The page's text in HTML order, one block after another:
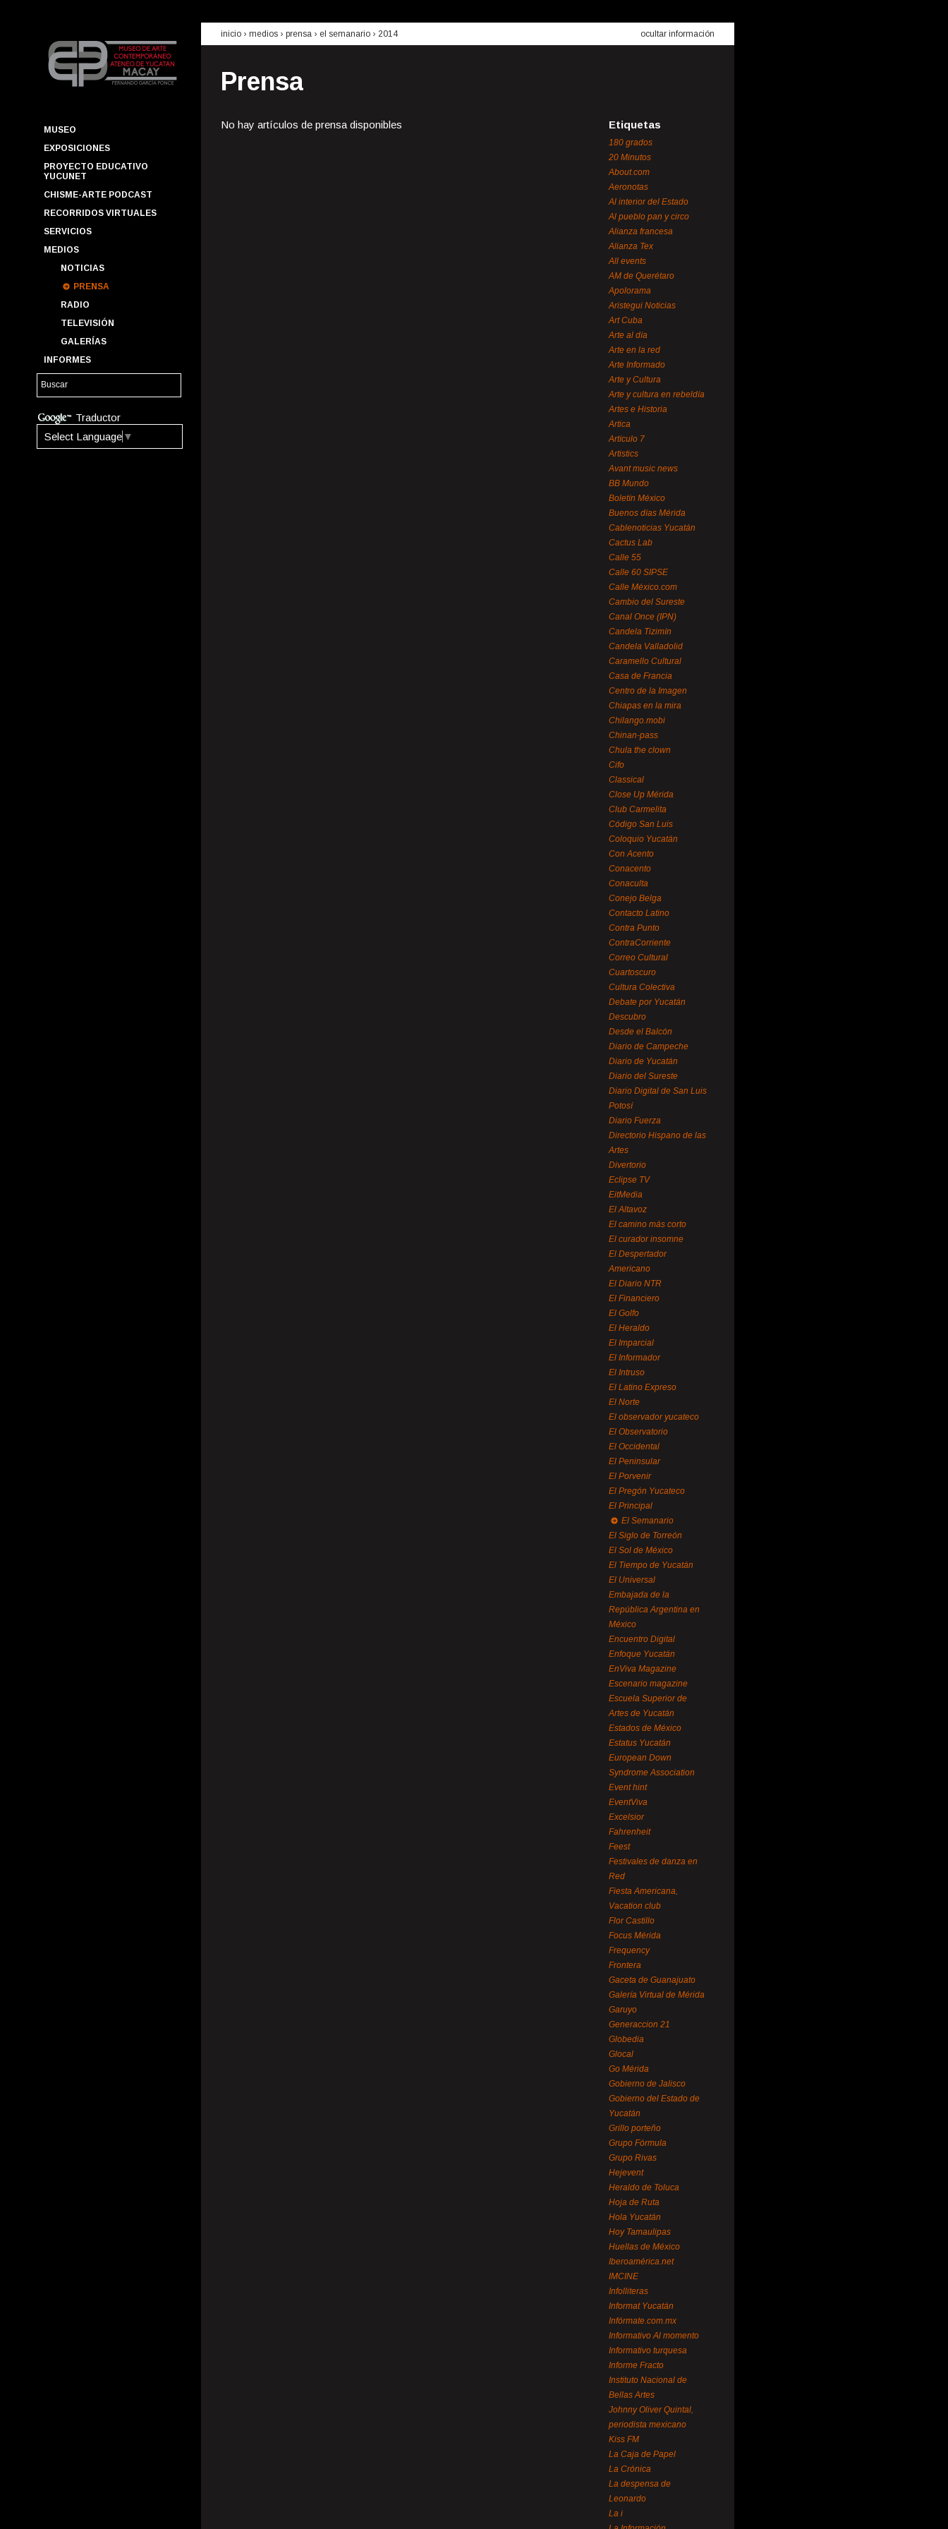
MUSEO
EXPOSICIONES
PROYECTO EDUCATIVO
YUCUNET
CHISME-ARTE PODCAST
RECORRIDOS VIRTUALES
SERVICIOS
MEDIOS
NOTICIAS
PRENSA
RADIO
TELEVISIÓN
GALERÍAS
INFORMES
Traductor
Select Language ▼
inicio › medios › prensa › el semanario › 2014 ocultar información
Prensa
No hay artículos de prensa disponibles Etiquetas
180 grados
20 Minutos
About.com
Aeronotas
Al interior del Estado
Al pueblo pan y circo
Alianza francesa
Alianza Tex
All events
AM de Querétaro
Apolorama
Aristegui Noticias
Art Cuba
Arte al día
Arte en la red
Arte Informado
Arte y Cultura
Arte y cultura en rebeldía
Artes e Historia
Artica
Artículo 7
Artistics
Avant music news
BB Mundo
Boletín México
Buenos días Mérida
Cablenoticias Yucatán
Cactus Lab
Calle 55
Calle 60 SIPSE
Calle México.com
Cambio del Sureste
Canal Once (IPN)
Candela Tizimín
Candela Valladolid
Caramello Cultural
Casa de Francia
Centro de la Imagen
Chiapas en la mira
Chilango.mobi
Chinan-pass
Chula the clown
Cifo
Classical
Close Up Mérida
Club Carmelita
Código San Luis
Coloquio Yucatán
Con Acento
Conacento
Conaculta
Conejo Belga
Contacto Latino
Contra Punto
ContraCorriente
Correo Cultural
Cuartoscuro
Cultura Colectiva
Debate por Yucatán
Descubro
Desde el Balcón
Diario de Campeche
Diario de Yucatán
Diario del Sureste
Diario Digital de San Luis
Potosí
Diario Fuerza
Directorio Hispano de las
Artes
Divertorio
Eclipse TV
EitMedia
El Altavoz
El camino más corto
El curador insomne
El Despertador
Americano
El Diario NTR
El Financiero
El Golfo
El Heraldo
El Imparcial
El Informador
El Intruso
El Latino Expreso
El Norte
El observador yucateco
El Observatorio
El Occidental
El Peninsular
El Porvenir
El Pregón Yucateco
El Principal
El Semanario
El Siglo de Torreón
El Sol de México
El Tiempo de Yucatán
El Universal
Embajada de la
República Argentina en
México
Encuentro Digital
Enfoque Yucatán
EnViva Magazine
Escenario magazine
Escuela Superior de
Artes de Yucatán
Estados de México
Estatus Yucatán
European Down
Syndrome Association
Event hint
EventViva
Excelsior
Fahrenheit
Feest
Festivales de danza en
Red
Fiesta Americana,
Vacation club
Flor Castillo
Focus Mérida
Frequency
Frontera
Gaceta de Guanajuato
Galería Virtual de Mérida
Garuyo
Generaccion 21
Globedia
Glocal
Go Mérida
Gobierno de Jalisco
Gobierno del Estado de
Yucatán
Grillo porteño
Grupo Fórmula
Grupo Rivas
Hejevent
Heraldo de Toluca
Hoja de Ruta
Hola Yucatán
Hoy Tamaulipas
Huellas de México
Iberoamérica.net
IMCINE
Infolliteras
Informat Yucatán
Infórmate.com.mx
Informativo Al momento
Informativo turquesa
Informe Fracto
Instituto Nacional de
Bellas Artes
Johnny Oliver Quintal,
periodista mexicano
Kiss FM
La Caja de Papel
La Crónica
La despensa de
Leonardo
La i